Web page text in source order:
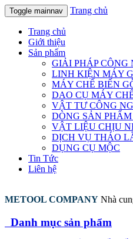
Toggle mainnav Trang chủ
Trang chủ
Giới thiệu
Sản phẩm
GIẢI PHÁP CÔNG
LINH KIỆN MÁY
MÁY CHẾ BIẾN
DAO CỤ MÁY
VẬT TƯ CÔNG
DÒNG SẢN
VẬT LIỆU CHỊU
DỊCH VỤ THÁO
DỤNG CỤ MỘC
Tin Tức
Liên hệ
METOOL COMPANY Nhà
Danh mục sản phẩm